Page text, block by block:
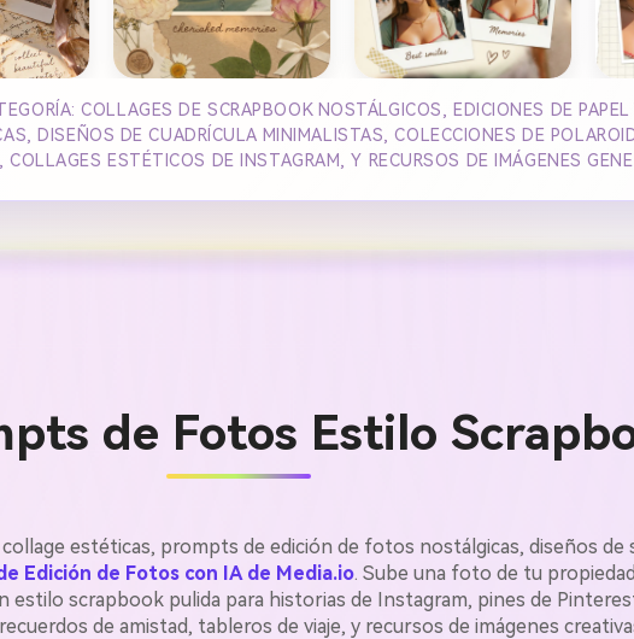
COLLAGES DE SCRAPBOOK NOSTÁLGICOS, EDICIONES DE
DISEÑOS DE CUADRÍCULA MINIMALISTAS, COLECCIONES DE
ESTÉTICOS DE INSTAGRAM, Y RECURSOS DE IMÁGENES
de Fotos Estilo
estéticas, prompts de edición de fotos nostálgicas, diseños de
Edición de Fotos con IA de Media.io. Sube una foto de tu
estilo scrapbook pulida para historias de Instagram, pines de
de amistad, tableros de viaje, y recursos de imágenes